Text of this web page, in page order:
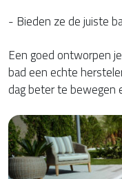
- Bieden ze de juiste
Een goed ontworpen
bad een echte
dag beter te bewegen